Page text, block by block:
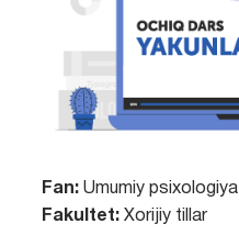
Fan: Umumiy psixologiya
Fakultet:Xorijiy tillar